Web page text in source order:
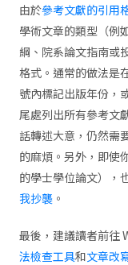
由於參考文獻的引用
學術文章的類型（例
綱、院系論文指南或
格式。通常的做法是
號內標記出版年份，
尾處列出所有參考文
話轉述大意，仍然需
的麻煩。另外，即使
的學士學位論文），
我抄襲。
最後，建議讀者前往
法檢查工具和文章改